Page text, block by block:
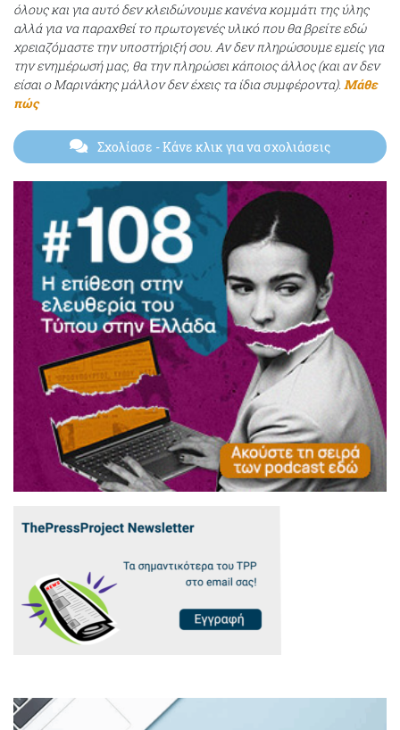
όλους και για αυτό δεν κλειδώνουμε κανένα κομμάτι της ύλης
αλλά για να παραχθεί το πρωτογενές υλικό που θα βρείτε εδώ
χρειαζόμαστε την υποστήριξή σου. Αν δεν πληρώσουμε εμείς για
την ενημέρωσή μας, θα την πληρώσει κάποιος άλλος (και αν δεν
είσαι ο Μαρινάκης μάλλον δεν έχεις τα ίδια συμφέροντα). Μάθε
πώς
Σχολίασε - Κάνε κλικ για να σχολιάσεις